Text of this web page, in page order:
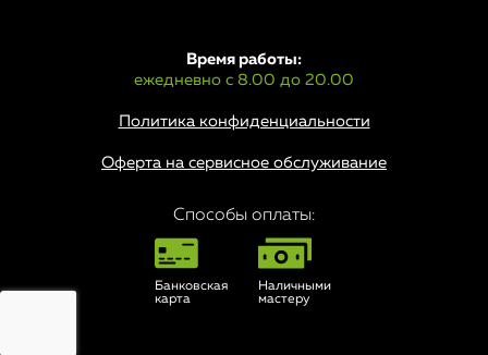
Политика конфиденциальности
Время работы:
ежедневно с 8.00 до 20.00
Оферта на сервисное обслуживание
Способы оплаты:
Банковская
карта
Наличными
мастеру